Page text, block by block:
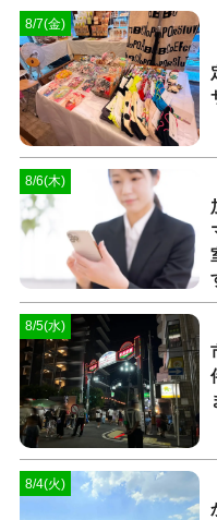
8/7(金)
8/6(木)
8/5(水)
8/4(火)